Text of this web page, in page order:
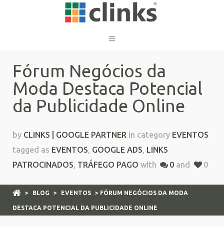
Fórum Negócios da
Moda Destaca Potencial
da Publicidade Online
by CLINKS | GOOGLE PARTNER in category EVENTOS
tagged as EVENTOS, GOOGLE ADS, LINKS
PATROCINADOS, TRÁFEGO PAGO with 0 and 0
> BLOG > EVENTOS > FÓRUM NEGÓCIOS DA MODA
DESTACA POTENCIAL DA PUBLICIDADE ONLINE